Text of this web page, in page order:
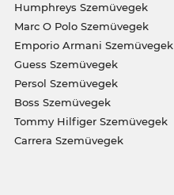
Humphreys Szemüvegek
Marc O Polo Szemüvegek
Emporio Armani Szemüvegek
Guess Szemüvegek
Persol Szemüvegek
Boss Szemüvegek
Tommy Hilfiger Szemüvegek
Carrera Szemüvegek